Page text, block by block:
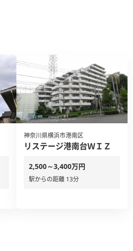
神奈川県横浜市港南区
リステージ港南台ＷＩＺ
2,500～3,400万円
駅からの距離 13分